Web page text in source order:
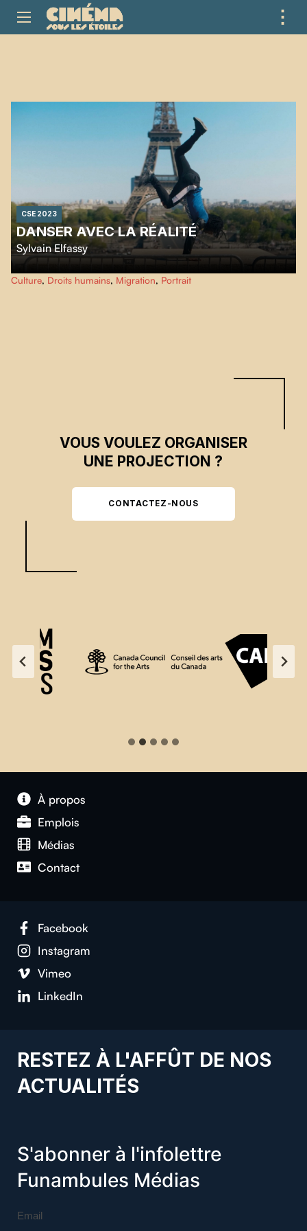
⋮
CSE 2023
DANSER AVEC LA RÉALITÉ
Sylvain Elfassy
A 14 ans, Karim brave les interdits et franchi les frontières pour réaliser son
rêve : devenir danseur professionnel.
Culture, Droits humains, Migration, Portrait
VOUS VOULEZ ORGANISER
UNE PROJECTION ?
CONTACTEZ-NOUS
À propos
Emplois
Médias
Contact
Facebook
Instagram
Vimeo
LinkedIn
RESTEZ À L'AFFÛT DE NOS
ACTUALITÉS
S'abonner à l'infolettre
Funambules Médias
Email